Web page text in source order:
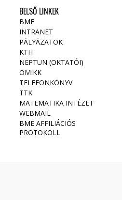
BELSŐ LINKEK
BME
INTRANET
PÁLYÁZATOK
KTH
NEPTUN (OKTATÓI)
OMIKK
TELEFONKÖNYV
TTK
MATEMATIKA INTÉZET
WEBMAIL
BME AFFILIÁCIÓS
PROTOKOLL